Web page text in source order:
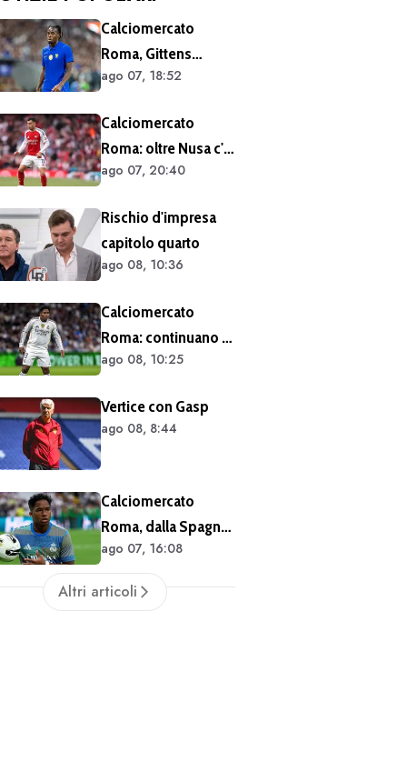
Calciomercato
Roma, Gittens
nuovo nome per
operazione fattibile
solo in prestito
ago 07, 18:52
Calciomercato
Roma: oltre Nusa c'è
anche Martinelli
ago 07, 20:40
Rischio d'impresa
capitolo quarto
ago 08, 10:36
Calciomercato
Roma: continuano i
contatti per Endrick
ago 08, 10:25
Vertice con Gasp
ago 08, 8:44
Calciomercato
Roma, dalla Spagna:
il Real Madrid ha
l'accordo per il
prestito di Endrick in
ago 07, 16:08
Altri articoli